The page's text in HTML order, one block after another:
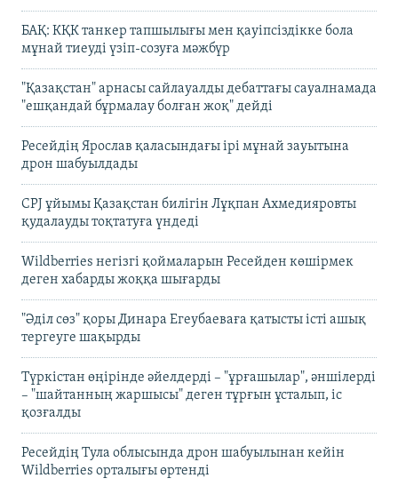
БАҚ: КҚК танкер тапшылығы мен қауіпсіздікке бола
мұнай тиеуді үзіп-созуға мәжбүр
"Қазақстан" арнасы сайлауалды дебаттағы сауалнамада
"ешқандай бұрмалау болған жоқ" дейді
Ресейдің Ярослав қаласындағы ірі мұнай зауытына
дрон шабуылдады
CPJ ұйымы Қазақстан билігін Лұқпан Ахмедияровты
қудалауды тоқтатуға үндеді
Wildberries негізгі қоймаларын Ресейден көшірмек
деген хабарды жоққа шығарды
"Әділ сөз" қоры Динара Егеубаеваға қатысты істі ашық
тергеуге шақырды
Түркістан өңірінде әйелдерді – "ұрғашылар", әншілерді
– "шайтанның жаршысы" деген тұрғын ұсталып, іс
қозғалды
Ресейдің Тула облысында дрон шабуылынан кейін
Wildberries орталығы өртенді